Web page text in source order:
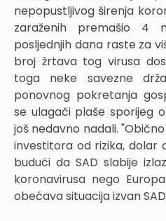
nepopustljivog širenja
zaraženih premašio 4
posljednjih dana raste za
broj žrtava tog virusa
toga neke savezne
ponovnog pokretanja
se ulagači plaše sporijeg
još nedavno nadali.
investitora od rizika, dolar
budući da SAD slabije
koronavirusa nego
obećava situacija izvan